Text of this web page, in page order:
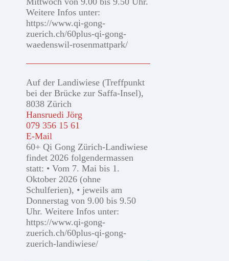
Weitere Infos unter:
https://www.qi-gong-
zuerich.ch/60plus-qi-gong-
waedenswil-rosenmattpark/
Auf der Landiwiese (Treffpunkt
bei der Brücke zur Saffa-Insel),
8038 Zürich
Hansruedi Jörg
079 356 15 61
E-Mail
60+ Qi Gong Zürich-Landiwiese
findet 2026 folgendermassen
statt: • Vom 7. Mai bis 1.
Oktober 2026 (ohne
Schulferien), • jeweils am
Donnerstag von 9.00 bis 9.50
Uhr. Weitere Infos unter:
https://www.qi-gong-
zuerich.ch/60plus-qi-gong-
zuerich-landiwiese/